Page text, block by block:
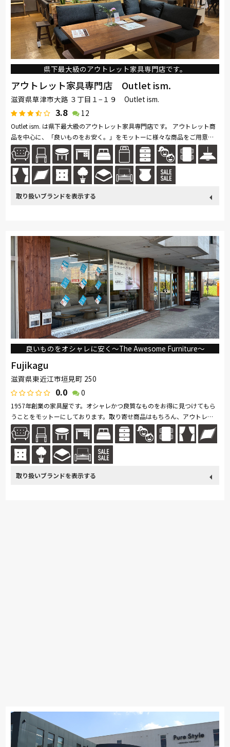
県下最大級のアウトレット家具専門店です。
アウトレット家具専門店 Outlet ism.
滋賀県草津市大路 ３丁目１−１９ Outlet ism.
3.8 12
Outlet ism. は県下最大級のアウトレット家具専門店です。 アウトレット商
品を中心に、「良いものをお安く。」をモットーに様々な商品をご用意し
ております。 アウトレットとは、数量限定で大量入荷した為お安くで...続
きを読む
東京ベッド 冨士ファニチア ナガノインテリア 綾野製作所
ドリームベッド Serta Pamouna PARAMOUNT BED
高野木工 シラカワ
良いものをオシャレに安く〜The Awesome Furniture〜
Fujikagu
滋賀県東近江市垣見町 250
0.0 0
1957年創業の家具屋です。オシャレかつ良質なものをお得に見つけてもら
うことをモットーにしております。取り寄せ商品はもちろん、アウトレッ
ト商品も多数展示しておりますので、掘り出し物を探すワクワク感も感じ
て...続きを読む